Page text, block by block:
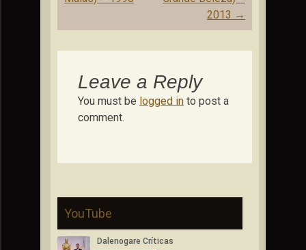
2013 →
Leave a Reply
You must be logged in to post a
comment.
YouTube